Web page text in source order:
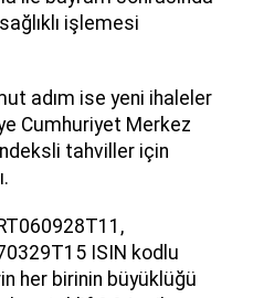
işlemesi
adım ise yeni ihaleler
Cumhuriyet Merkez
tahviller için
ISIN kodlu
her birinin büyüklüğü